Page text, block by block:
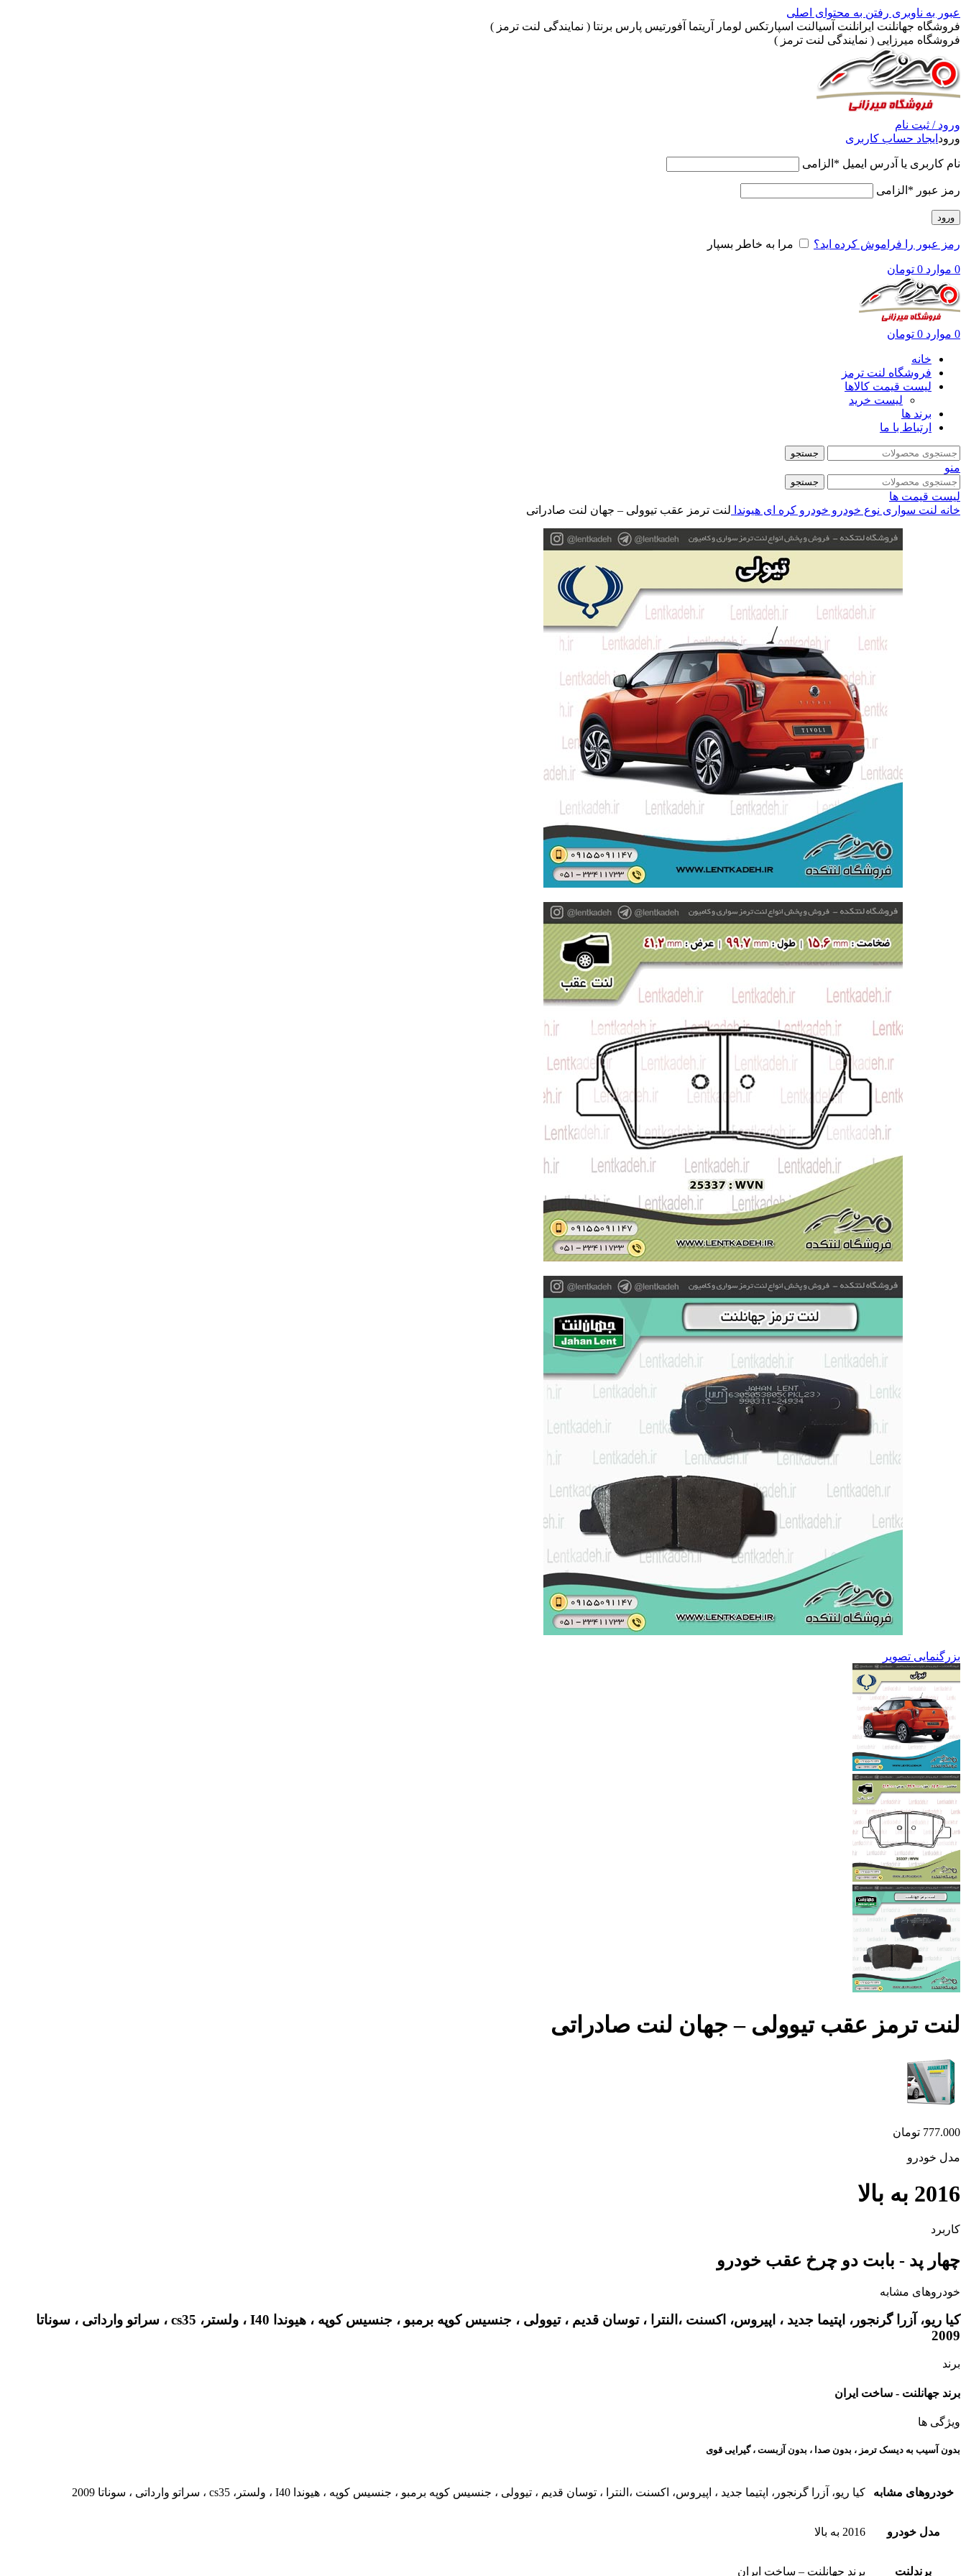
عبور به ناوبری رفتن به محتوای اصلی
فروشگاه جهانلنت ایرانلنت آسیالنت اسپارتکس لومار آریتما آفورتیس پارس برنتا ( نمایندگی لنت ترمز )
فروشگاه میرزایی ( نمایندگی لنت ترمز )
ورود / ثبت نام
ورود ایجاد حساب کاربری
نام کاربری یا آدرس ایمیل * الزامی
رمز عبور * الزامی
ورود
رمز عبور را فراموش کرده اید؟ مرا به خاطر بسپار
0 موارد 0 تومان
0 موارد 0 تومان
خانه
فروشگاه لنت ترمز
لیست قیمت کالاها
لیست خرید
برند ها
ارتباط با ما
جستجو
منو
جستجو
لیست قیمت ها
خانه لنت سواری نوع خودرو خودرو کره ای هیوندا لنت ترمز عقب تیوولی – جهان لنت صادراتی
بزرگنمایی تصویر
لنت ترمز عقب تیوولی – جهان لنت صادراتی
777.000 تومان
مدل خودرو
2016 به بالا
کاربرد
چهار پد - بابت دو چرخ عقب خودرو
خودروهای مشابه
کیا ریو، آزرا گرنجور، اپتیما جدید ، اپیروس، اکسنت ،النترا ، توسان قدیم ، تیوولی ، جنسیس کوپه برمبو ، جنسیس کوپه ، هیوندا I40 ، ولستر، cs35 ، سراتو وارداتی ، سوناتا
2009
برند
برند جهانلنت - ساخت ایران
ویژگی ها
بدون آسیب به دیسک ترمز ، بدون صدا ، بدون آزبست ، گیرایی قوی​
خودروهای مشابه کیا ریو، آزرا گرنجور، اپتیما جدید ، اپیروس، اکسنت ،النترا ، توسان قدیم ، تیوولی ، جنسیس کوپه برمبو ، جنسیس کوپه ، هیوندا I40 ، ولستر، cs35 ، سراتو وارداتی ، سوناتا 2009
مدل خودرو 2016 به بالا
برندلنت برند جهانلنت – ساخت ایران